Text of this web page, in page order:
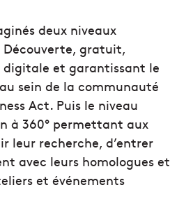
deux niveaux
Découverte, gratuit,
et garantissant le
sein de la communauté
Act. Puis le niveau
à 360° permettant aux
leur recherche, d’entrer
avec leurs homologues et
et événements